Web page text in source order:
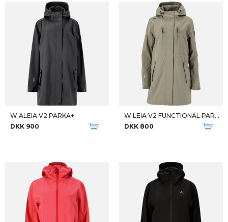
W ALEIA V2 PARKA+
DKK 900
W LEIA V2 FUNCTIONAL PARKA
DKK 800